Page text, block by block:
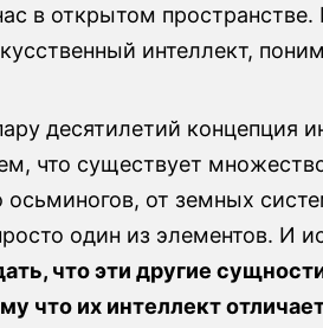
в открытом пространстве.
интеллект,
десятилетий концепция
что существует
осьминогов, от земных
один из элементов. И
что эти другие
что их интеллект